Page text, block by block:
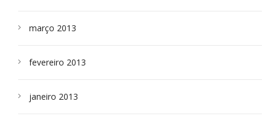
março 2013
fevereiro 2013
janeiro 2013